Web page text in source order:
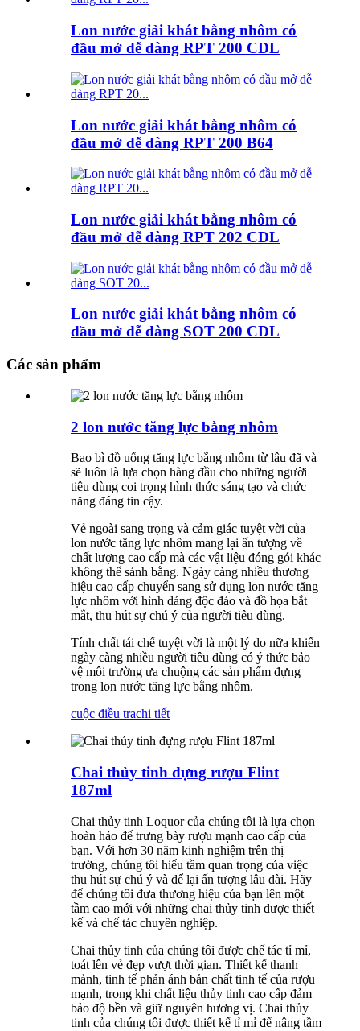
Lon nước giải khát bằng nhôm có
đầu mở dễ dàng RPT 200 CDL
Lon nước giải khát bằng nhôm có
đầu mở dễ dàng RPT 200 B64
Lon nước giải khát bằng nhôm có
đầu mở dễ dàng RPT 202 CDL
Lon nước giải khát bằng nhôm có
đầu mở dễ dàng SOT 200 CDL
Các sản phẩm
2 lon nước tăng lực bằng nhôm
Bao bì đồ uống tăng lực bằng nhôm từ lâu đã và
sẽ luôn là lựa chọn hàng đầu cho những người
tiêu dùng coi trọng hình thức sáng tạo và chức
năng đáng tin cậy.
Vẻ ngoài sang trọng và cảm giác tuyệt vời của
lon nước tăng lực nhôm mang lại ấn tượng về
chất lượng cao cấp mà các vật liệu đóng gói khác
không thể sánh bằng. Ngày càng nhiều thương
hiệu cao cấp chuyển sang sử dụng lon nước tăng
lực nhôm với hình dáng độc đáo và đồ họa bắt
mắt, thu hút sự chú ý của người tiêu dùng.
Tính chất tái chế tuyệt vời là một lý do nữa khiến
ngày càng nhiều người tiêu dùng có ý thức bảo
vệ môi trường ưa chuộng các sản phẩm đựng
trong lon nước tăng lực bằng nhôm.
cuộc điều trachi tiết
Chai thủy tinh đựng rượu Flint
187ml
Chai thủy tinh Loquor của chúng tôi là lựa chọn
hoàn hảo để trưng bày rượu mạnh cao cấp của
bạn. Với hơn 30 năm kinh nghiệm trên thị
trường, chúng tôi hiểu tầm quan trọng của việc
thu hút sự chú ý và để lại ấn tượng lâu dài. Hãy
để chúng tôi đưa thương hiệu của bạn lên một
tầm cao mới với những chai thủy tinh được thiết
kế và chế tác chuyên nghiệp.
Chai thủy tinh của chúng tôi được chế tác tỉ mỉ,
toát lên vẻ đẹp vượt thời gian. Thiết kế thanh
mảnh, tinh tế phản ánh bản chất tinh tế của rượu
mạnh, trong khi chất liệu thủy tinh cao cấp đảm
bảo độ bền và giữ nguyên hương vị. Chai thủy
tinh của chúng tôi được thiết kế tỉ mỉ để nâng tầm